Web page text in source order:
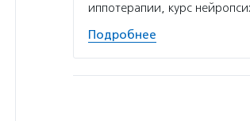
иппотерапии, курс
Подробнее